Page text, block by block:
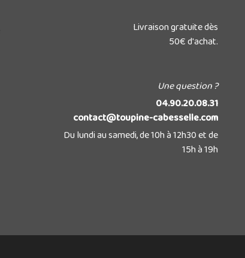
Livraison gratuite dès
50€ d'achat.
Une question ?
04.90.20.08.31
contact@toupine-cabesselle.com
Du lundi au samedi, de 10h à 12h30 et de
15h à 19h